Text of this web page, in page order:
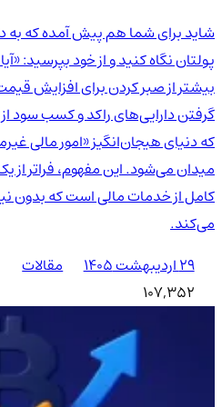
شاید برای شما هم پیش آمده که به
پولتان نگاه کنید و از خود بپرسید:
بیشتر از صبر کردن برای افزایش
گرفتن دارایی‌های راکد و کسب سود
میدان می‌شود. این مفهوم، فراتر از
کامل از خدمات مالی است که بدون
می‌کند.
۲۹ اردیبهشت ۱۴۰۵
مقالات
107,352